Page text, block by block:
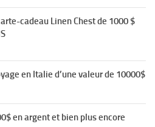
cadeau Linen Chest de 1000 $
en Italie d’une valeur de 10000$
en argent et bien plus encore